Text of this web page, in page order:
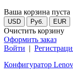
Ваша корзина пуста
USD Руб. EUR
Очистить корзину
Оформить заказ
Войти |
Конфигуратор